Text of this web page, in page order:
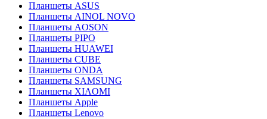
Планшеты ASUS
Планшеты AINOL NOVO
Планшеты AOSON
Планшеты PIPO
Планшеты HUAWEI
Планшеты CUBE
Планшеты ONDA
Планшеты SAMSUNG
Планшеты XIAOMI
Планшеты Apple
Планшеты Lenovo